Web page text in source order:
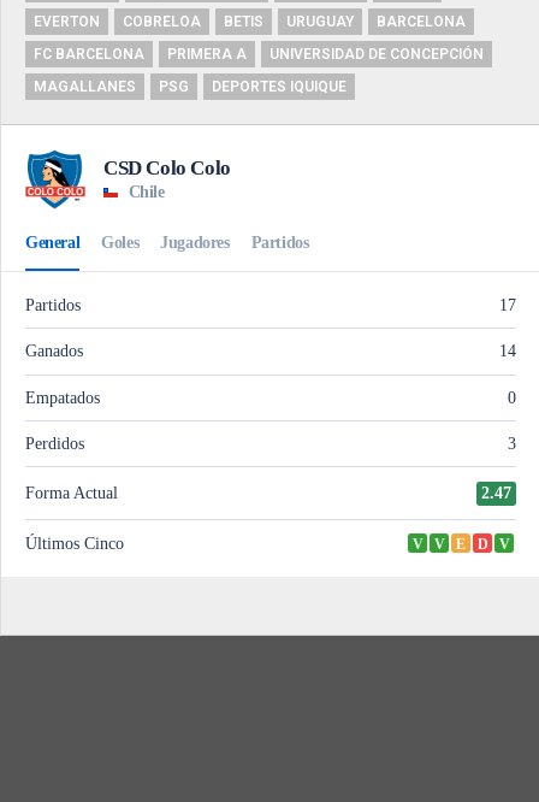
EVERTON
COBRELOA BETIS URUGUAY
BARCELONA
FC BARCELONA
PRIMERA A
UNIVERSIDAD DE CONCEPCIÓN
MAGALLANES
PSG DEPORTES IQUIQUE